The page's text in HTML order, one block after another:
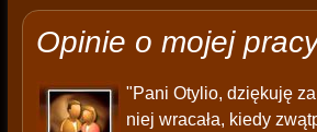
Opinie o mojej
"Pani Otylio, dziękuję
niej wracała, kiedy